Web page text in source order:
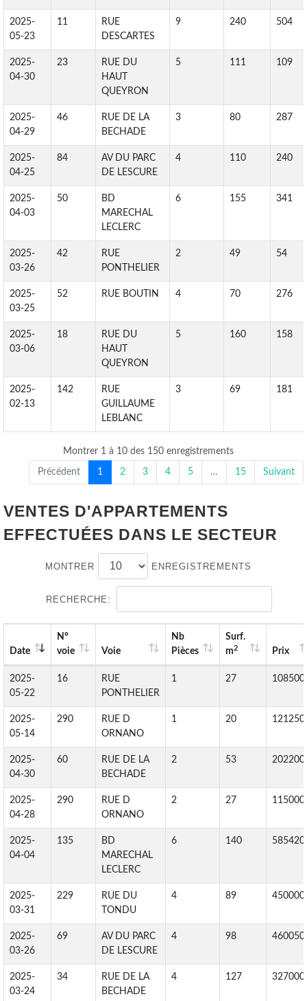
2025-
05-23
11
RUE
DESCARTES
9 240 504
2025-
04-30
23
RUE DU
HAUT
QUEYRON
5 111 109
2025-
04-29
46
RUE DE LA
BECHADE
3 80 287
2025-
04-25
84
AV DU PARC
DE LESCURE
4 110 240
2025-
04-03
50
BD
MARECHAL
LECLERC
6 155 341
2025-
03-26
42
RUE
PONTHELIER
2 49 54
2025-
03-25
52 RUE BOUTIN 4 70 276
2025-
03-06
18
RUE DU
HAUT
QUEYRON
5 160 158
2025-
02-13
142
RUE
GUILLAUME
LEBLANC
3 69 181
Montrer 1 à 10 des 150 enregistrements
Précédent 1 2 3 4 5 … 15 Suivant
VENTES D'APPARTEMENTS
EFFECTUÉES DANS LE SECTEUR
MONTRER ENREGISTREMENTS
RECHERCHE:
Date
N°
voie
Voie
Nb
Pièces
Surf.
m2 Prix
2025-
05-22
16
RUE
PONTHELIER
1 27
2025-
05-14
290
RUE D
ORNANO
1 20
2025-
04-30
60
RUE DE LA
BECHADE
2 53
2025-
04-28
290
RUE D
ORNANO
2 27
2025-
04-04
135
BD
MARECHAL
LECLERC
6 140
2025-
03-31
229
RUE DU
TONDU
4 89
2025-
03-26
69
AV DU PARC
DE LESCURE
4 98
2025-
03-24
34
RUE DE LA
BECHADE
4 127